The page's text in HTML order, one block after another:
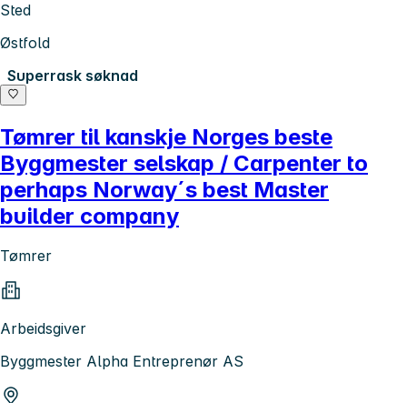
Sted
Østfold
Superrask søknad
Tømrer til kanskje Norges beste
Byggmester selskap / Carpenter to
perhaps Norway´s best Master
builder company
Tømrer
Arbeidsgiver
Byggmester Alpha Entreprenør AS